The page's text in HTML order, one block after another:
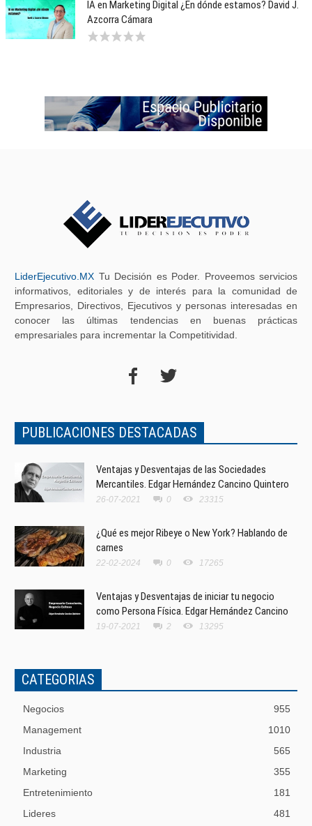
IA en Marketing Digital ¿En dónde estamos? David J.
Azcorra Cámara
LiderEjecutivo.MX Tu Decisión es Poder. Proveemos servicios
informativos, editoriales y de interés para la comunidad de
Empresarios, Directivos, Ejecutivos y personas interesadas en
conocer las últimas tendencias en buenas prácticas
empresariales para incrementar la Competitividad.
PUBLICACIONES DESTACADAS
Ventajas y Desventajas de las Sociedades
Mercantiles. Edgar Hernández Cancino Quintero
26-07-2021 0 23315
¿Qué es mejor Ribeye o New York? Hablando de
carnes
22-02-2024 0 17265
Ventajas y Desventajas de iniciar tu negocio
como Persona Física. Edgar Hernández Cancino
19-07-2021 2 13295
CATEGORIAS
Negocios
955
Management
1010
Industria
565
Marketing
355
Entretenimiento
181
Lideres
481